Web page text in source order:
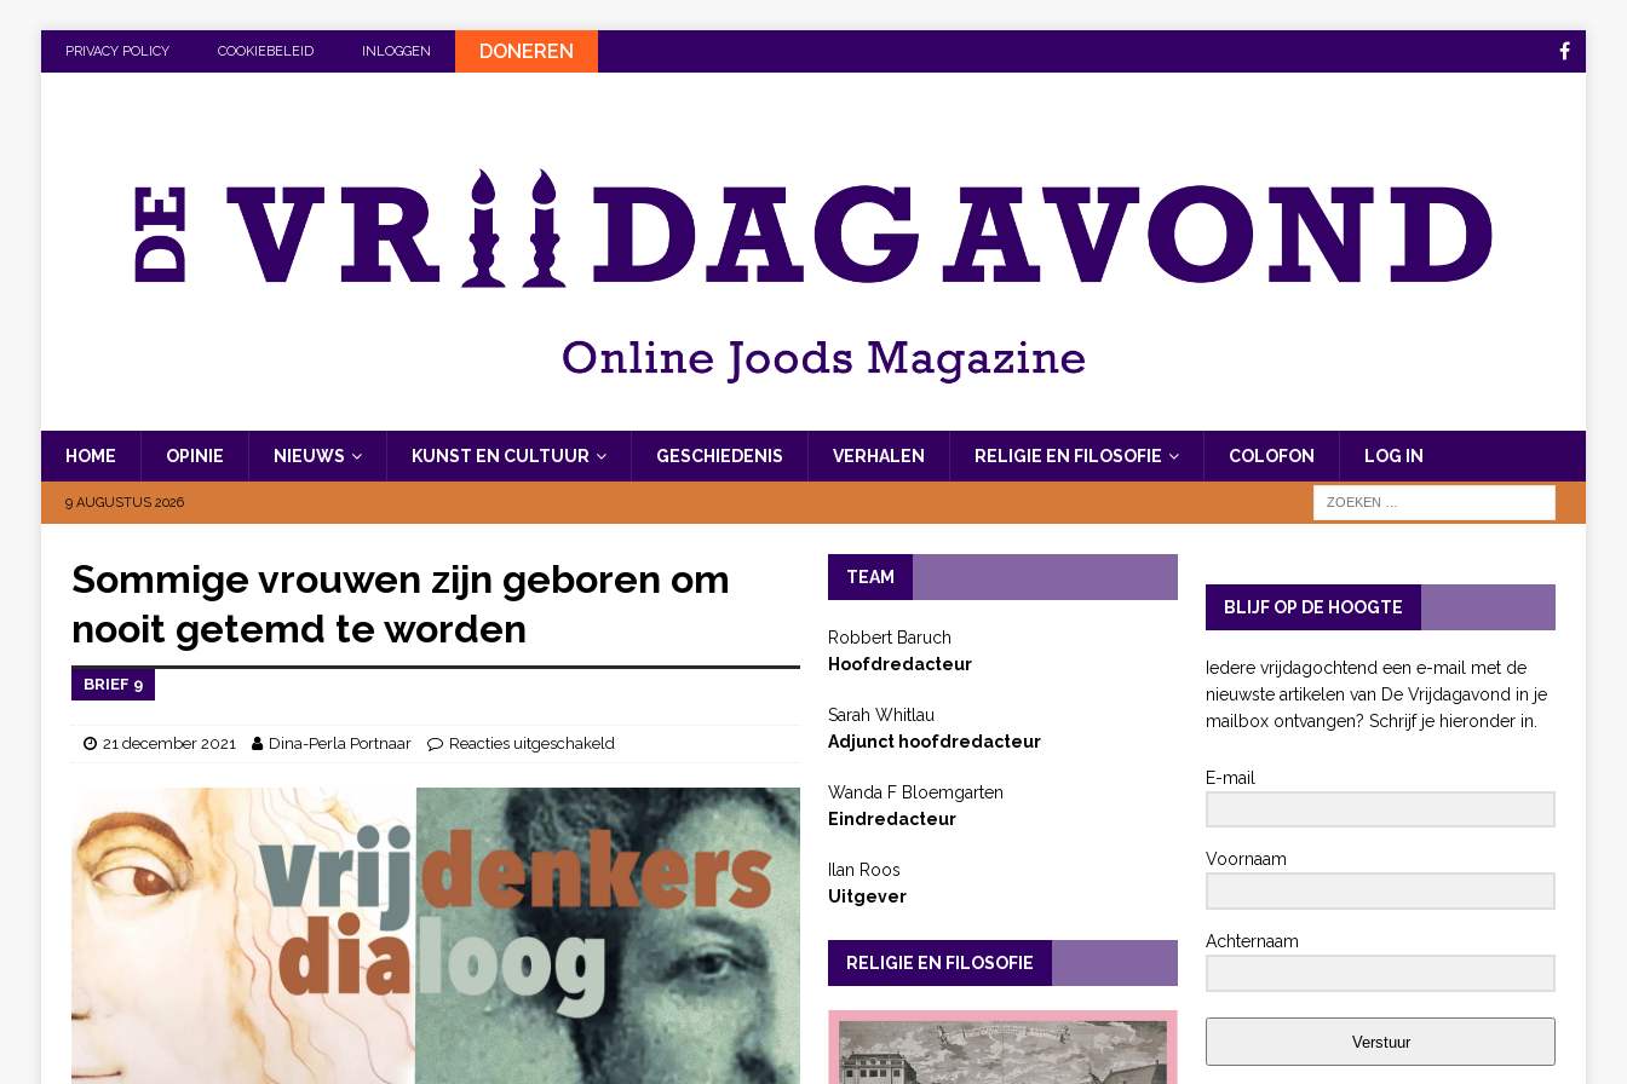
PRIVACY POLICY COOKIEBELEID INLOGGEN DONEREN
HOME OPINIE NIEUWS KUNST EN CULTUUR GESCHIEDENIS VERHALEN RELIGIE EN FILOSOFIE COLOFON LOG IN
9 AUGUSTUS 2026
Sommige vrouwen zijn geboren om
nooit getemd te worden
BRIEF 9
21 december 2021 Dina-Perla Portnaar Reacties uitgeschakeld
TEAM
Robbert Baruch
Hoofdredacteur
Sarah Whitlau
Adjunct hoofdredacteur
Wanda F Bloemgarten
Eindredacteur
Ilan Roos
Uitgever
RELIGIE EN FILOSOFIE
BLIJF OP DE HOOGTE
Iedere vrijdagochtend een e-mail met de
nieuwste artikelen van De Vrijdagavond in je
mailbox ontvangen? Schrijf je hieronder in.
E-mail
Voornaam
Achternaam
Verstuur